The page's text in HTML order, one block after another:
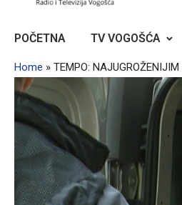
RADIO TELEVIZIJA
POČETNA TV VOGOŠĆA
Home » TEMPO: